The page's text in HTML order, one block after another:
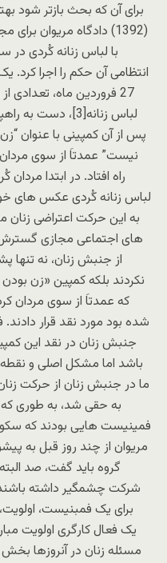
برای آن که بحث بازتر شود
(1392) دادگاه مریوان
با لباس زنانه کُردی در
انتظامی آن حکم را اجرا کرد.
27 فروردین ماه،
لباس زنانه[3]،
پس از آن کمپینی با عنوان
نیست” عمدتاَ از سوی مردان
راه افتاد. در ابتدا
لباس زنانه کُردی عکس های
به این حرکت اعتراضی
های اجتماعی مجازی
از جنبش زنان، نه تنها
نکردند بلکه کمپین «زن
که عمدتاَ از سوی مردان
شده بود مورد نقد قرار دادند.
جنبش زنان در نقد این
باشد اما مشکل اصلی و
ما در جنبش زنان از حرکت
به حقی شد، به طوری
فمینیست هایی بودند که
مریوان از چند روز قبل به
گروه باید گفت، صد
شرکت چشمگیر داشته باشند
برای یک فمبنیست،
یک فعال کارگری اولویت
مسئله زنان در آنروزها